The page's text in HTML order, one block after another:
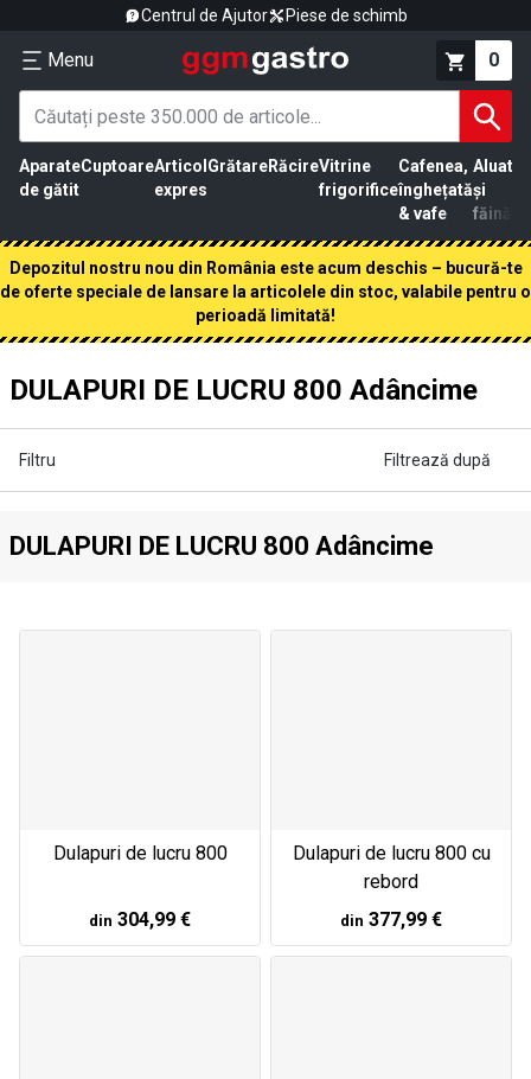
Centrul de Ajutor Piese de schimb
Menu 0
Aparate
de gătit
CuptoareArticol
expres
GrătareRăcireVitrine
frigorifice
Cafenea,
înghețată
& vafe
Aluat
și
făină
Depozitul nostru nou din România este acum deschis – bucură-te
de oferte speciale de lansare la articolele din stoc, valabile pentru o
perioadă limitată!
DULAPURI DE LUCRU 800 Adâncime
Filtru Filtrează după
DULAPURI DE LUCRU 800 Adâncime
Dulapuri de lucru 800
din 304,99 €
Dulapuri de lucru 800 cu
rebord
din 377,99 €